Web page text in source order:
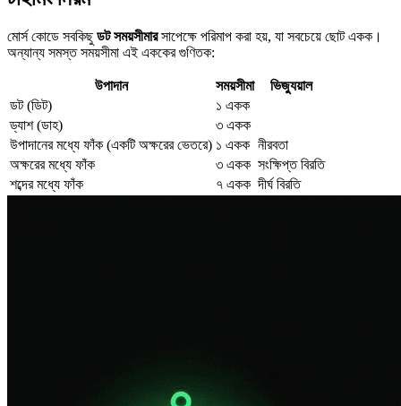
মোর্স কোডে সবকিছুডট সময়সীমারসাপেক্ষে পরিমাপ করা হয়, যা সবচেয়ে ছোট একক।
অন্যান্য সমস্ত সময়সীমা এই এককের গুণিতক:
উপাদান সময়সীমা
ভিজ্যুয়াল
ডট (ডিট)
১ একক
ড্যাশ (ডাহ)
৩ একক
উপাদানের মধ্যে ফাঁক (একটি অক্ষরের ভেতরে) ১ একক নীরবতা
অক্ষরের মধ্যে ফাঁক
৩ একক সংক্ষিপ্ত বিরতি
শব্দের মধ্যে ফাঁক
৭ একক দীর্ঘ বিরতি